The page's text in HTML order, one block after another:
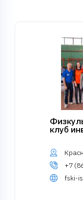
клуб
+7
fski-